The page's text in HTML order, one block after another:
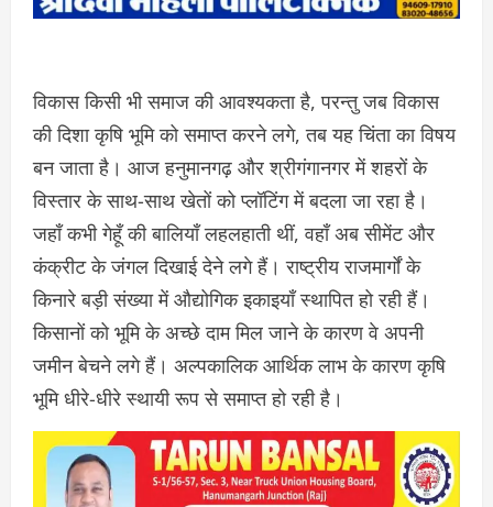
विकास किसी भी समाज की आवश्यकता है, परन्तु जब विकास
की दिशा कृषि भूमि को समाप्त करने लगे, तब यह चिंता का विषय
बन जाता है। आज हनुमानगढ़ और श्रीगंगानगर में शहरों के
विस्तार के साथ-साथ खेतों को प्लॉटिंग में बदला जा रहा है।
जहाँ कभी गेहूँ की बालियाँ लहलहाती थीं, वहाँ अब सीमेंट और
कंक्रीट के जंगल दिखाई देने लगे हैं। राष्ट्रीय राजमार्गों के
किनारे बड़ी संख्या में औद्योगिक इकाइयाँ स्थापित हो रही हैं।
किसानों को भूमि के अच्छे दाम मिल जाने के कारण वे अपनी
जमीन बेचने लगे हैं। अल्पकालिक आर्थिक लाभ के कारण कृषि
भूमि धीरे-धीरे स्थायी रूप से समाप्त हो रही है।